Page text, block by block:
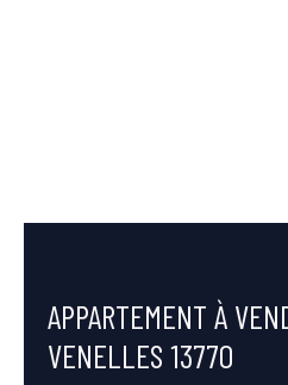
APPARTEMENT À
VENELLES 13770